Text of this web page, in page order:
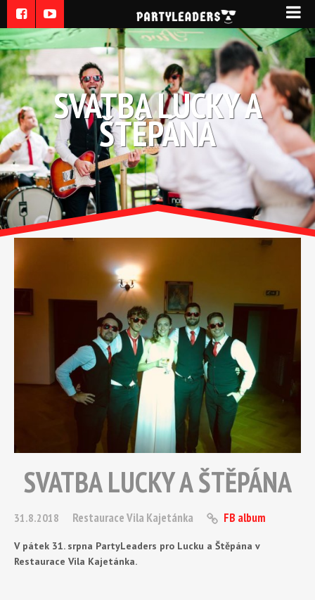
SVATBA LUCKY A
ŠTĚPÁNA
SVATBA LUCKY A ŠTĚPÁNA
31.8.2018 Restaurace Vila Kajetánka FB album
V pátek 31. srpna PartyLeaders pro Lucku a Štěpána v
Restaurace Vila Kajetánka.